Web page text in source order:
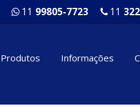
11
11 99805-7723
Produtos Informações